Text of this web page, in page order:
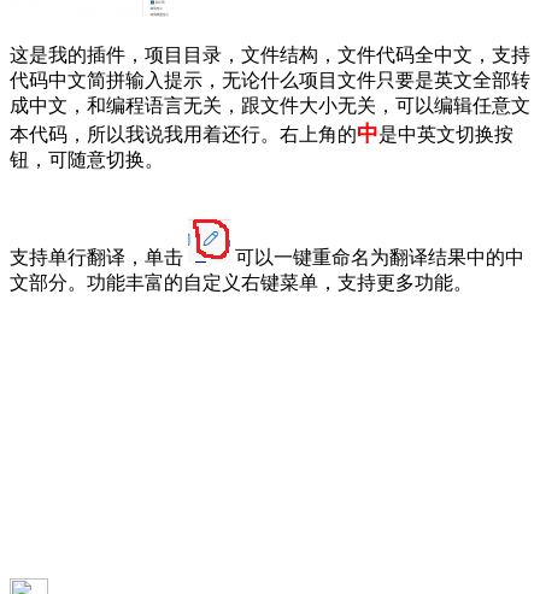
这是我的插件，项目目录，文件结构，文件代码全中文，支持
代码中文简拼输入提示，无论什么项目文件只要是英文全部转
成中文，和编程语言无关，跟文件大小无关，可以编辑任意文
本代码，所以我说我用着还行。右上角的中是中英文切换按
钮，可随意切换。
支持单行翻译，单击 可以一键重命名为翻译结果中的中
文部分。功能丰富的自定义右键菜单，支持更多功能。